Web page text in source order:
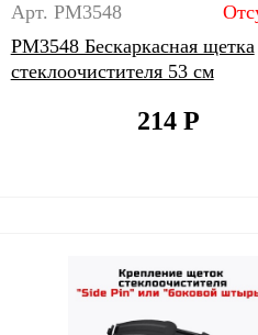
Арт. PM3548
PM3548 Бескаркасная щетка
стеклоочистителя 53 см
214Р